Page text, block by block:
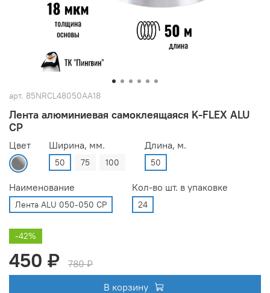
арт. 85NRCL48050AA18
Лента алюминиевая самоклеящаяся K-FLEX ALU
CP
Цвет Ширина, мм.
50 75 100
Длина, м.
50
Наименование
Лента ALU 050-050 CP
Кол-во шт. в упаковке
24
-42%
450 ₽
780 ₽
В корзину